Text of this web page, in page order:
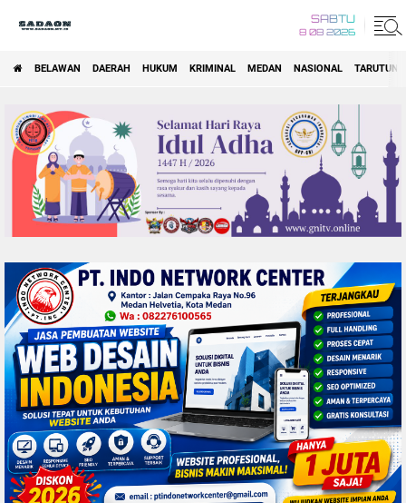
SABTU
8 08 2026
BELAWAN DAERAH HUKUM KRIMINAL MEDAN NASIONAL TARUTUNG